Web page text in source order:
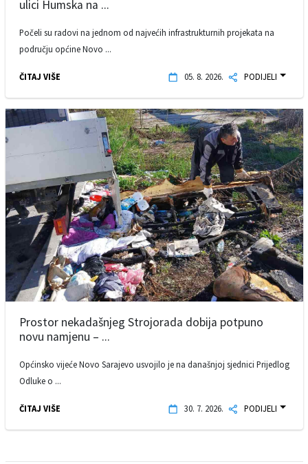
ulici Humska na ...
Počeli su radovi na jednom od najvećih infrastrukturnih projekata na
području općine Novo ...
ČITAJ VIŠE 05. 8. 2026. PODIJELI
Prostor nekadašnjeg Strojorada dobija potpuno
novu namjenu – ...
Općinsko vijeće Novo Sarajevo usvojilo je na današnjoj sjednici Prijedlog
Odluke o ...
ČITAJ VIŠE 30. 7. 2026. PODIJELI